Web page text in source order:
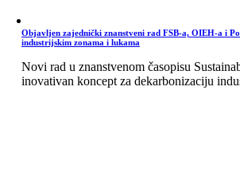
Objavljen zajednički znanstveni rad FSB-a, OIEH-a i
industrijskim zonama i lukama
Novi rad u znanstvenom časopisu
inovativan koncept za dekarbonizaciju